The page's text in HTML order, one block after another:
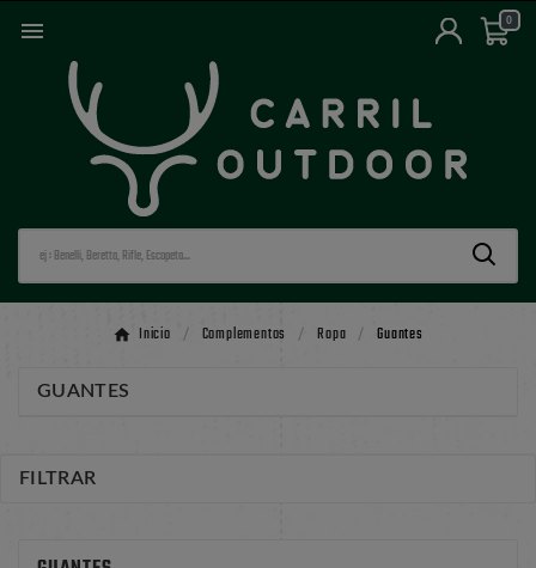
 0
Inicio Complementos Ropa Guantes
FILTRAR
GUANTES